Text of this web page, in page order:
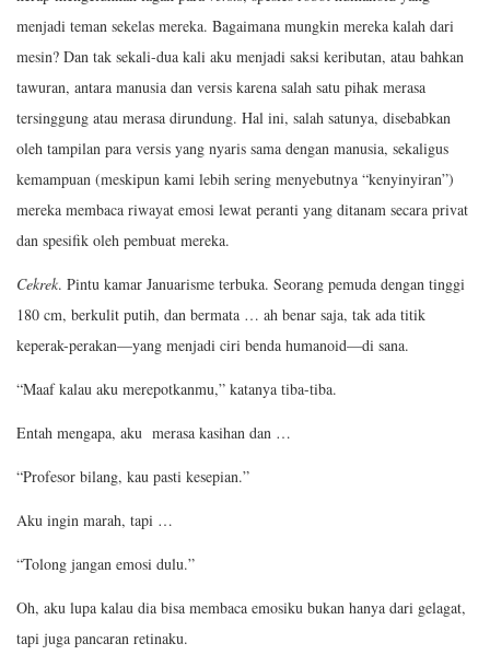
menjadi teman sekelas mereka. Bagaimana mungkin mereka kalah dari
mesin? Dan tak sekali-dua kali aku menjadi saksi keributan, atau bahkan
tawuran, antara manusia dan versis karena salah satu pihak merasa
tersinggung atau merasa dirundung. Hal ini, salah satunya, disebabkan
oleh tampilan para versis yang nyaris sama dengan manusia, sekaligus
kemampuan (meskipun kami lebih sering menyebutnya “kenyinyiran”)
mereka membaca riwayat emosi lewat peranti yang ditanam secara privat
dan spesifik oleh pembuat mereka.
Cekrek. Pintu kamar Januarisme terbuka. Seorang pemuda dengan tinggi
180 cm, berkulit putih, dan bermata … ah benar saja, tak ada titik
keperak-perakan—yang menjadi ciri benda humanoid—di sana.
“Maaf kalau aku merepotkanmu,” katanya tiba-tiba.
Entah mengapa, aku merasa kasihan dan …
“Profesor bilang, kau pasti kesepian.”
Aku ingin marah, tapi …
“Tolong jangan emosi dulu.”
Oh, aku lupa kalau dia bisa membaca emosiku bukan hanya dari gelagat,
tapi juga pancaran retinaku.